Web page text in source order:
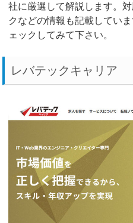
社に厳選して解説します。
クなどの情報も記載してい
ェックしてみて下さい。
レバテックキャリア